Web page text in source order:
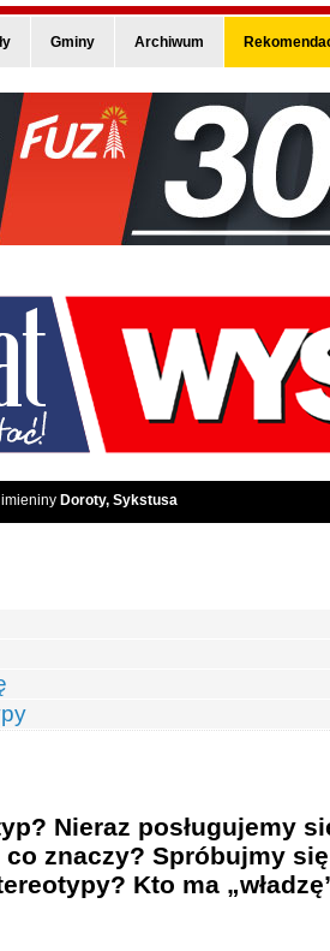
Gminy Archiwum
imieniny Doroty, Sykstusa
Nieraz posługujemy
co znaczy? Spróbujmy
Kto ma